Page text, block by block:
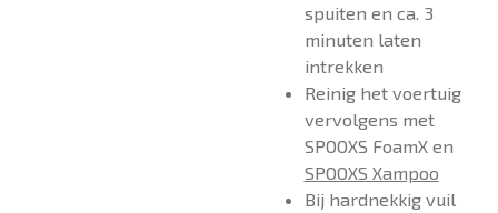
spuiten en ca. 3
minuten laten
intrekken
Reinig het voertuig
vervolgens met
SPOOXS FoamX en
SPOOXS Xampoo
Bij hardnekkig vuil